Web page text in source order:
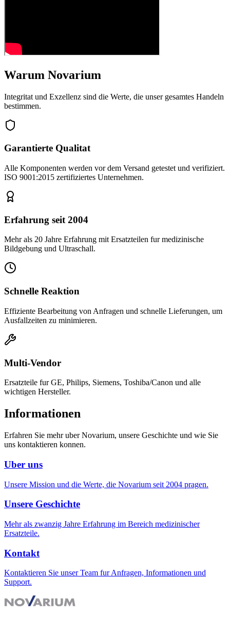
Warum Novarium
Integritat und Exzellenz sind die Werte, die unser gesamtes Handeln
bestimmen.
Garantierte Qualitat
Alle Komponenten werden vor dem Versand getestet und verifiziert.
ISO 9001:2015 zertifiziertes Unternehmen.
Erfahrung seit 2004
Mehr als 20 Jahre Erfahrung mit Ersatzteilen fur medizinische
Bildgebung und Ultraschall.
Schnelle Reaktion
Effiziente Bearbeitung von Anfragen und schnelle Lieferungen, um
Ausfallzeiten zu minimieren.
Multi-Vendor
Ersatzteile fur GE, Philips, Siemens, Toshiba/Canon und alle
wichtigen Hersteller.
Informationen
Erfahren Sie mehr uber Novarium, unsere Geschichte und wie Sie
uns kontaktieren konnen.
Uber uns
Unsere Mission und die Werte, die Novarium seit 2004 pragen.
Unsere Geschichte
Mehr als zwanzig Jahre Erfahrung im Bereich medizinischer
Ersatzteile.
Kontakt
Kontaktieren Sie unser Team fur Anfragen, Informationen und
Support.